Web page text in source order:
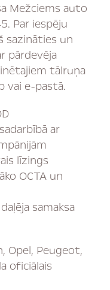
Mežciems auto
Par iespēju
sazināties un
pārdevēja
tālruņa
vai e-pastā.
ar
līzings
OCTA un
samaksa
Opel, Peugeot,
oficiālais